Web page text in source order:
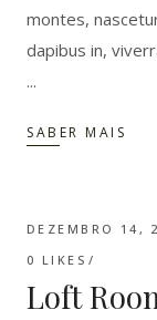
montes,
dapibus in,
SABER MAIS
DEZEMBRO 14,
0 LIKES
Loft